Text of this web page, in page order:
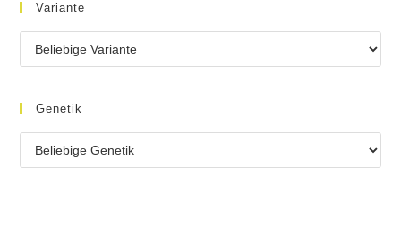
Variante
Genetik